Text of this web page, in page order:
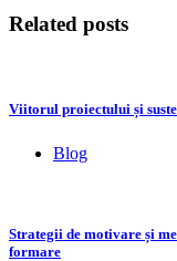
Related posts
Viitorul proiectului și
Blog
Strategii de motivare și
formare